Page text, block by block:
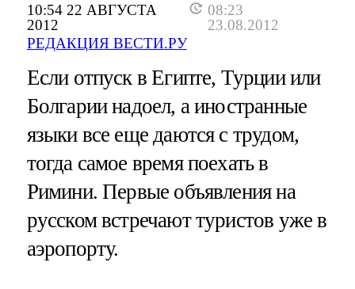
10:54 22 АВГУСТА
2012
08:23
23.08.2012
РЕДАКЦИЯ ВЕСТИ.РУ
Если отпуск в Египте, Турции или
Болгарии надоел, а иностранные
языки все еще даются с трудом,
тогда самое время поехать в
Римини. Первые объявления на
русском встречают туристов уже в
аэропорту.